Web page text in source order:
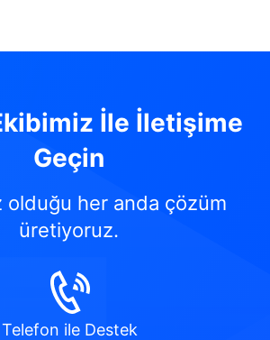
İle İletişime
Geçin
olduğu her anda çözüm
üretiyoruz.
Telefon ile Destek